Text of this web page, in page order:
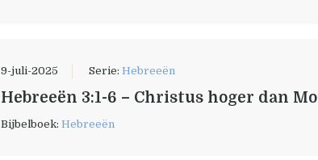
9-juli-2025 Serie:Hebreeën
Hebreeën 3:1-6 – Christus hoger dan
Bijbelboek:Hebreeën